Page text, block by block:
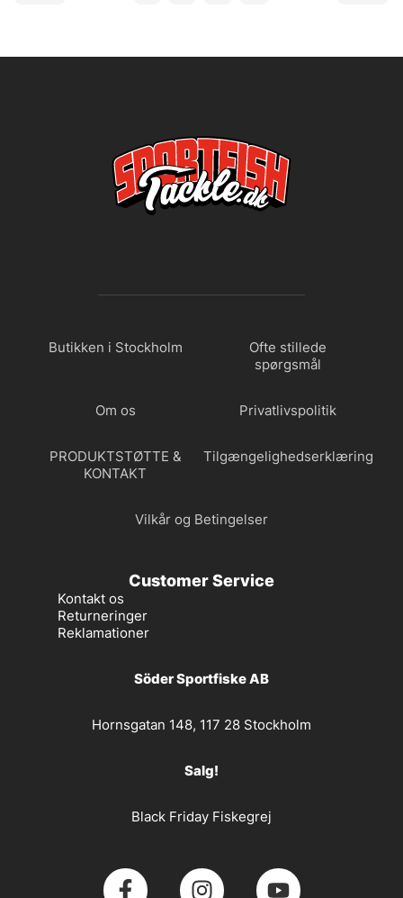
Butikken i Stockholm
Ofte stillede
spørgsmål
Om os Privatlivspolitik
PRODUKTSTØTTE &
KONTAKT
Tilgængelighedserklæring
Vilkår og Betingelser
Customer Service
Kontakt os
Returneringer
Reklamationer
Söder Sportfiske AB
Hornsgatan 148, 117 28 Stockholm
Salg!
Black Friday Fiskegrej